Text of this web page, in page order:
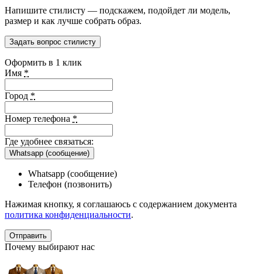
Напишите стилисту — подскажем, подойдет ли модель,
размер и как лучше собрать образ.
Задать вопрос стилисту
Оформить в 1 клик
Имя *
Город *
Номер телефона *
Где удобнее связаться:
Whatsapp (сообщение)
Whatsapp (сообщение)
Телефон (позвонить)
Нажимая кнопку, я соглашаюсь с содержанием документа
политика конфиденциальности.
Почему выбирают нас